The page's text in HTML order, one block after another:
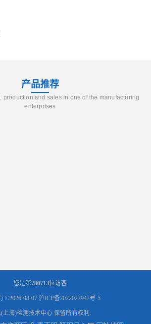
产品推荐
production and sales in one of the manufacturing
enterprises
您是第780713位访客
©2026-08-07 沪ICP备2022027947号-5
上海)检测技术中心 保留所有权利.